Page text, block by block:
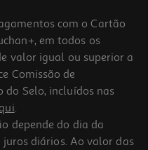
com o Cartão
em todos os
valor igual ou superior a
Comissão de
do Selo, incluídos nas
.
depende do dia da
diários. Ao valor das